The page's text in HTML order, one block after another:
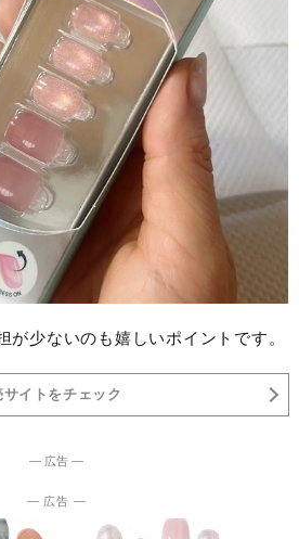
が少ないのも嬉しいポイントです。
サイトをチェック
― 広告 ―
― 広告 ―